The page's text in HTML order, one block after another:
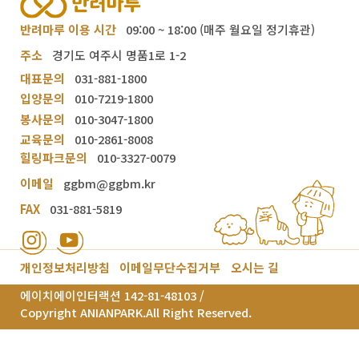
반려마루 이용 시간
09:00 ~ 18:00 (매주 월요일 정기휴관)
주소
경기도 여주시 명품1로 1-2
대표문의
031-881-1800
입양문의
010-7219-1800
봉사문의
010-3047-1800
교육문의
010-2861-8008
힐링파크문의
010-3327-0079
이메일
ggbm@ggbm.kr
FAX
031-881-5819
개인정보처리방침 이메일무단수집거부
오시는 길
에이치에이인터랙션 142-81-48103 /
Copyright ANIANPARK.All Right Reserved.